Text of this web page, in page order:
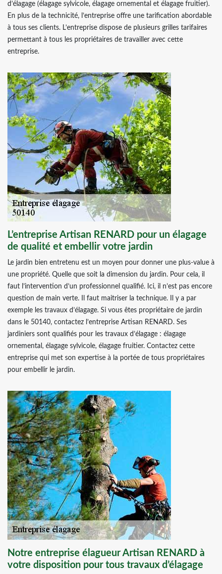
d’élagage (élagage sylvicole, élagage ornemental et élagage fruitier).
En plus de la technicité, l’entreprise offre une tarification abordable
à tous ses clients. L’entreprise dispose de plusieurs grilles tarifaires
permettant à tous les propriétaires de travailler avec cette
entreprise.
L’entreprise Artisan RENARD pour un élagage
de qualité et embellir votre jardin
Le jardin bien entretenu est un moyen pour donner une plus-value à
une propriété. Quelle que soit la dimension du jardin. Pour cela, il
faut l’intervention d’un professionnel qualifié. Ici, il n’est pas encore
question de main verte. Il faut maitriser la technique. Il y a par
exemple les travaux d’élagage. Si vous êtes propriétaire de jardin
dans le 50140, contactez l’entreprise Artisan RENARD. Ses
jardiniers sont qualifiés pour les travaux d’élagage : élagage
ornemental, élagage sylvicole, élagage fruitier. Contactez cette
entreprise qui met son expertise à la portée de tous propriétaires
pour embellir le jardin.
Notre entreprise élagueur Artisan RENARD à
votre disposition pour tous travaux d’élagage